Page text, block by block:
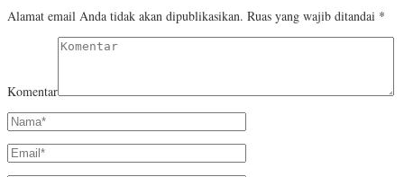
Alamat email Anda tidak akan dipublikasikan. Ruas yang wajib ditandai *
Komentar